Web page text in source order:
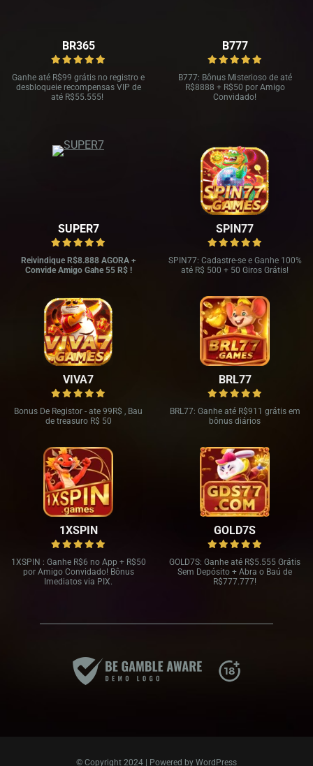
BR365
Ganhe até R$99 grátis no registro e
desbloqueie recompensas VIP de
até R$55.555!
B777
B777: Bônus Misterioso de até
R$8888 + R$50 por Amigo
Convidado!
SUPER7
Reivindique R$8.888 AGORA +
Convide Amigo Gahe 55 R$ !
SPIN77
SPIN77: Cadastre-se e Ganhe 100%
até R$ 500 + 50 Giros Grátis!
VIVA7
Bonus De Registor - ate 99R$ , Bau
de treasuro R$ 50
BRL77
BRL77: Ganhe até R$911 grátis em
bônus diários
1XSPIN
1XSPIN : Ganhe R$6 no App + R$50
por Amigo Convidado! Bônus
Imediatos via PIX.
GOLD7S
GOLD7S: Ganhe até R$5.555 Grátis
Sem Depósito + Abra o Baú de
R$777.777!
© Copyright 2024 | Powered by WordPress